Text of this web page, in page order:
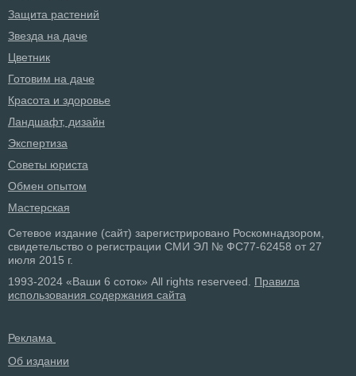
Защита растений
Звезда на даче
Цветник
Готовим на даче
Красота и здоровье
Ландшафт, дизайн
Экспертиза
Советы юриста
Обмен опытом
Мастерская
Сетевое издание (сайт) зарегистрировано Роскомнадзором,
свидетельство о регистрации СМИ ЭЛ № ФС77-62458 от 27
июля 2015 г.
1993-2024 «Ваши 6 соток» All rights reserveed. Правила
использования содержания сайта
Реклама
Об издании